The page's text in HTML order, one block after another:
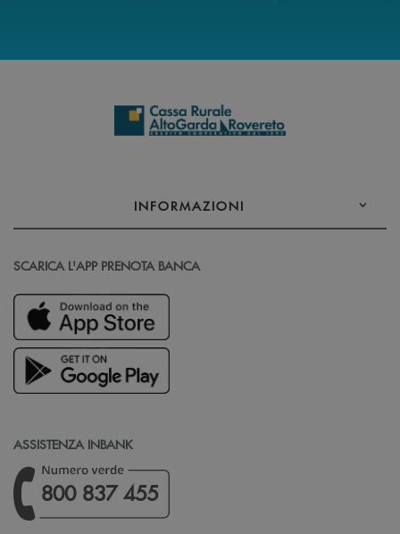
INFORMAZIONI
SCARICA L'APP PRENOTA BANCA
ASSISTENZA INBANK
800 837 455